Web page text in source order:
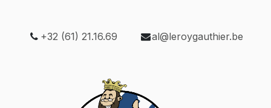
+32 (61) 21.16.69 al@leroygauthier.be